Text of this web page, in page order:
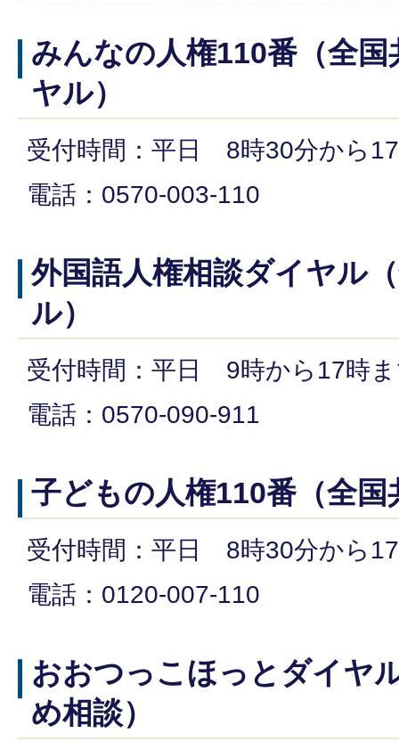
みんなの人権110番（全
ヤル）
受付時間：平日 8時30分から
電話：0570-003-110
外国語人権相談ダイヤル
ル）
受付時間：平日 9時から17時
電話：0570-090-911
子どもの人権110番（全
受付時間：平日 8時30分から
電話：0120-007-110
おおつっこほっとダイヤ
め相談）